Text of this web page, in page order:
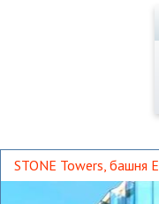
STONE Towers, башня Е